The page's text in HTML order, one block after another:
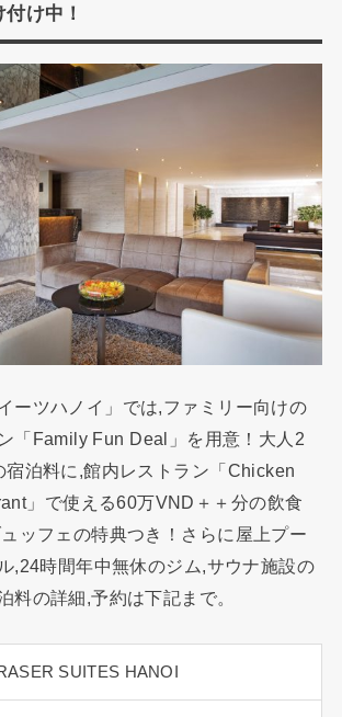
け中！
ーツハノイ」では,ファミリー向けの
「Family Fun Deal」を用意！大人2
宿泊料に,館内レストラン「Chicken
」で使える60万VND＋＋分の飲食
ッフェの特典つき！さらに屋上プー
,24時間年中無休のジム,サウナ施設の
料の詳細,予約は下記まで。
SUITES HANOI